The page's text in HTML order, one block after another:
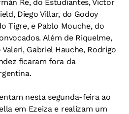
Ré, do Estudiantes, Víctor
Diego Villar, do Godoy
Tigre, e Pablo Mouche, do
Além de Riquelme,
Gabriel Hauche, Rodrigo
ficaram fora da
nesta segunda-feira ao
em Ezeiza e realizam um